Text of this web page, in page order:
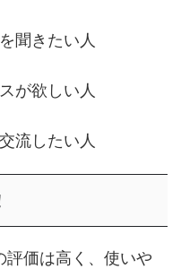
聞きたい人
が欲しい人
流したい人
価は高く、使いや